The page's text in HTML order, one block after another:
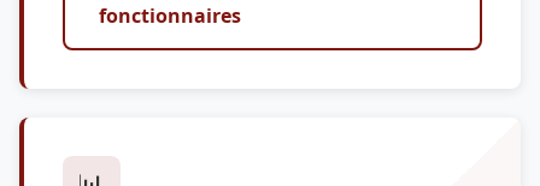
fonctionnaires